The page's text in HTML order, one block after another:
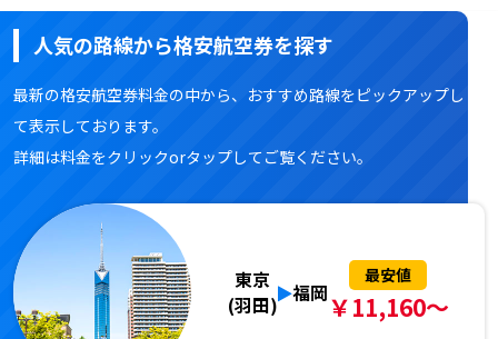
人気の路線から格安航空券を探す
最新の格安航空券料金の中から、おすすめ路線をピックアップし
て表示しております。
詳細は料金をクリックorタップしてご覧ください。
東京
(羽田) 福岡
最安値
￥11,160～